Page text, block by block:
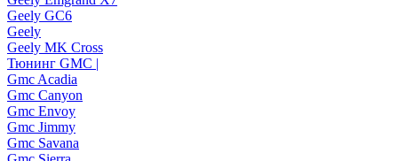
Geely GC6
Geely
Geely MK Cross
Тюнинг GMC |
Gmc Acadia
Gmc Canyon
Gmc Envoy
Gmc Jimmy
Gmc Savana